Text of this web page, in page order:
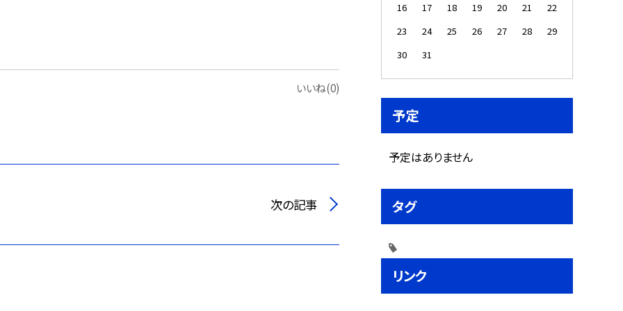
いいね(0)
次の記事
16 17 18 19 20 21
22
23
24 25 26 27 28
29
30
31
予定
予定はありません
タグ
リンク